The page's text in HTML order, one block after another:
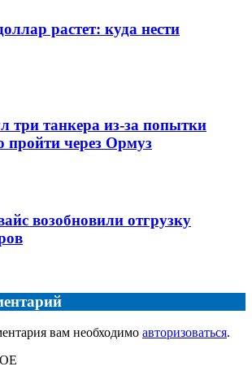
растет: куда нести
три танкера из-за попытки
пройти через Ормуз
возобновили отгрузку
вам необходимо авторизоваться.